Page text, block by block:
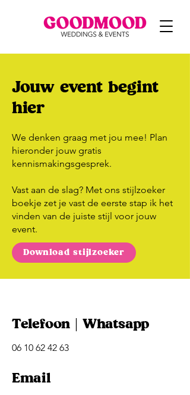
Jouw event begint
hier
We denken graag met jou mee! Plan
hieronder jouw gratis
kennismakingsgesprek.
Vast aan de slag? Met ons stijlzoeker
boekje zet je vast de eerste stap ik het
vinden van de juiste stijl voor jouw
event.
Download stijlzoeker
Telefoon | Whatsapp
06 10 62 42 63
Email